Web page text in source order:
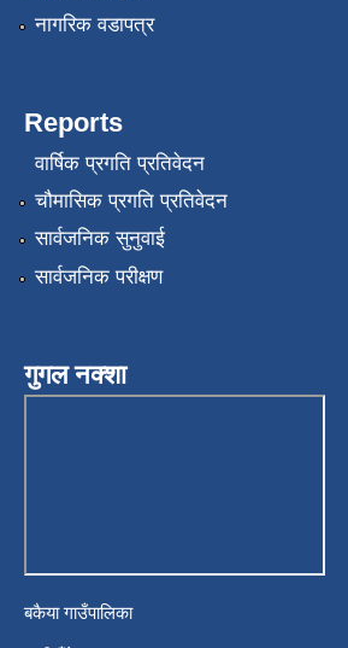
नागरिक वडापत्र
Reports
वार्षिक प्रगति प्रतिवेदन
चौमासिक प्रगति प्रतिवेदन
सार्वजनिक सुनुवाई
सार्वजनिक परीक्षण
गुगल नक्शा
बकैया गाउँपालिका